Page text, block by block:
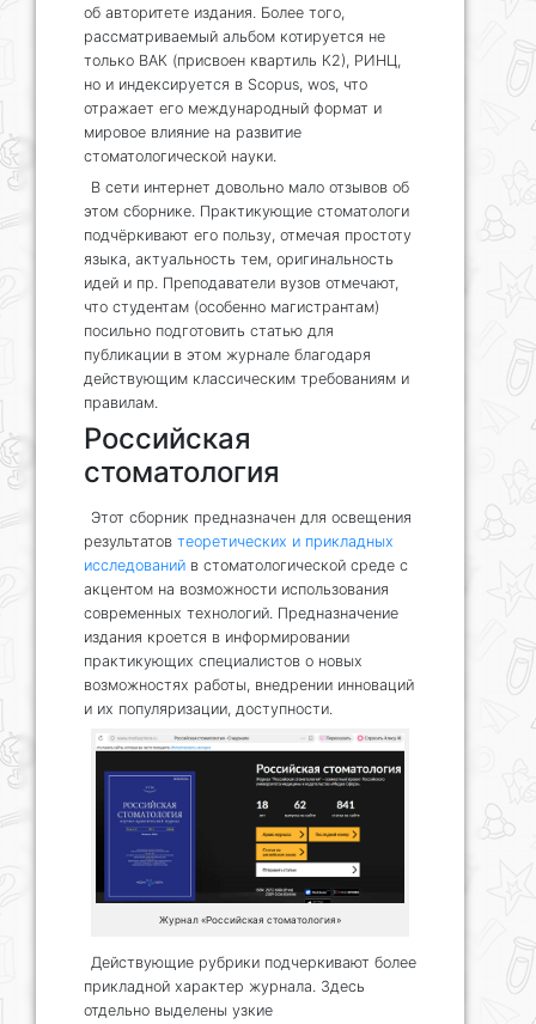
об авторитете издания. Более того,
рассматриваемый альбом котируется не
только ВАК (присвоен квартиль К2), РИНЦ,
но и индексируется в Scopus, wos, что
отражает его международный формат и
мировое влияние на развитие
стоматологической науки.
В сети интернет довольно мало отзывов об
этом сборнике. Практикующие стоматологи
подчёркивают его пользу, отмечая простоту
языка, актуальность тем, оригинальность
идей и пр. Преподаватели вузов отмечают,
что студентам (особенно магистрантам)
посильно подготовить статью для
публикации в этом журнале благодаря
действующим классическим требованиям и
правилам.
Российская
стоматология
Этот сборник предназначен для освещения
результатов теоретических и прикладных
исследований в стоматологической среде с
акцентом на возможности использования
современных технологий. Предназначение
издания кроется в информировании
практикующих специалистов о новых
возможностях работы, внедрении инноваций
и их популяризации, доступности.
Журнал «Российская стоматология»
Действующие рубрики подчеркивают более
прикладной характер журнала. Здесь
отдельно выделены узкие